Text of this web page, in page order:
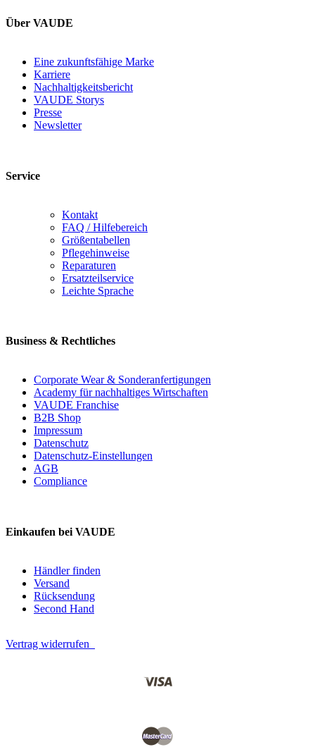
Über VAUDE
Eine zukunftsfähige Marke
Karriere
Nachhaltigkeitsbericht
VAUDE Storys
Presse
Newsletter
Service
Kontakt
FAQ / Hilfebereich
Größentabellen
Pflegehinweise
Reparaturen
Ersatzteilservice
Leichte Sprache
Business & Rechtliches
Corporate Wear & Sonderanfertigungen
Academy für nachhaltiges Wirtschaften
VAUDE Franchise
B2B Shop
Impressum
Datenschutz
Datenschutz-Einstellungen
AGB
Compliance
Einkaufen bei VAUDE
Händler finden
Versand
Rücksendung
Second Hand
Vertrag widerrufen